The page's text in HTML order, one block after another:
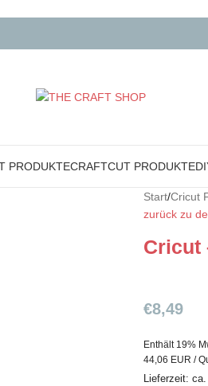
PRODUKTECRAFTCUT PRODUKTE
Start/Cricut
zurück zu
Cricut
€8,49
Enthält 19%
44,06 EUR /
Lieferzeit: